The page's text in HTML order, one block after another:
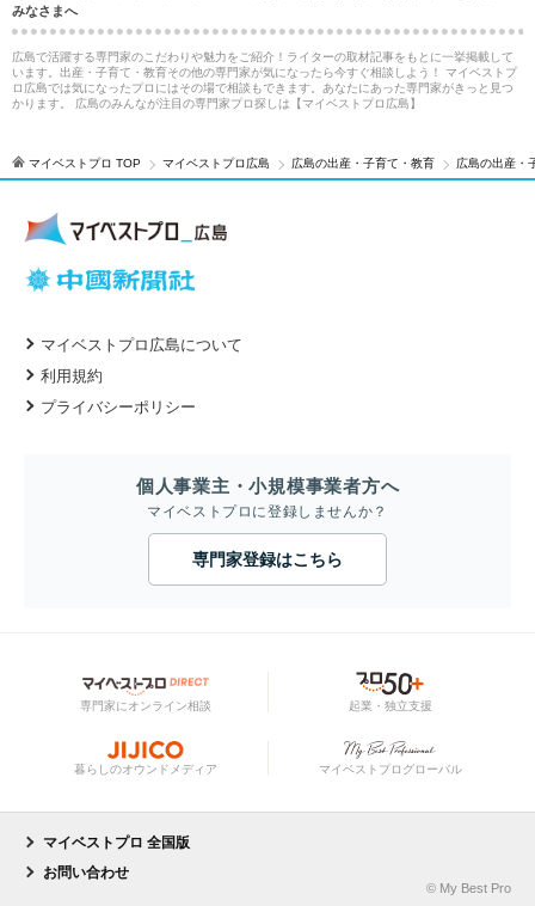
みなさまへ
広島で活躍する専門家のこだわりや魅力をご紹介！ライターの取材記事をもとに一挙掲載して
います。出産・子育て・教育その他の専門家が気になったら今すぐ相談しよう！ マイベストプ
ロ広島では気になったプロにはその場で相談もできます。あなたにあった専門家がきっと見つ
かります。 広島のみんなが注目の専門家プロ探しは【マイベストプロ広島】
マイベストプロ TOP マイベストプロ広島 広島の出産・子育て・教育 広島の出産・
マイベストプロ広島について
利用規約
プライバシーポリシー
個人事業主・小規模事業者方へ
マイベストプロに登録しませんか？
専門家登録はこちら
専門家にオンライン相談 起業・独立支援
暮らしのオウンドメディア マイベストプログローバル
マイベストプロ 全国版
お問い合わせ
© My Best Pro